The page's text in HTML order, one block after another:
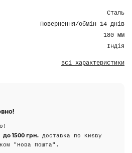
Сталь
Повернення/обмін 14 днів
180 мм
Індія
всі характеристики
до 1500 грн. доставка по Києву
"Нова Пошта".